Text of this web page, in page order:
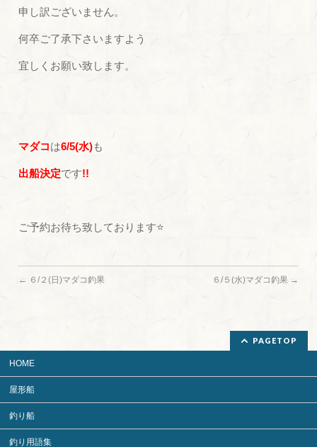
申し訳ございません。
何卒ご了承下さいますよう
宜しくお願い致します。
マダコは6/5(水)も
出船決定です!!
ご予約お待ち致しております⭐
← ６/２(日)マダコ釣果 ６/５(水)マダコ釣果 →
PAGETOP
HOME
屋形船
釣り船
釣り用語集